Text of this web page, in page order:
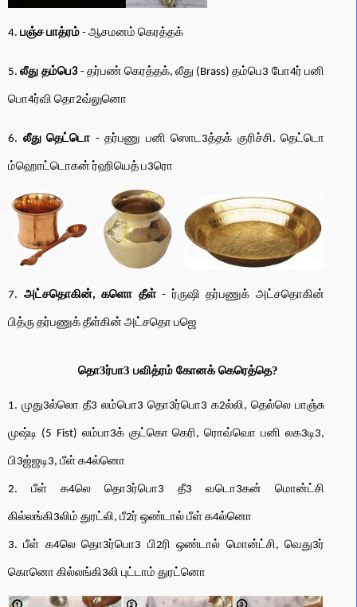
4. பஞ்ச பாத்ரம் - ஆசமனம் கெரத்தக்
5.லீது தம்பெ3- தர்பண் கெரத்தக், லீது (Brass) தம்பெ3 போ4ர் பனி
பொ4ர்வி தொ2வ்லுனொ
6. லீது தெட்டொ - தர்பணு பனி ஸொட3த்தக் குரிச்சி. தெட்டொ
ம்ஹொட்டொகன் ர்ஹியெத் ப3ரொ
7. அட்சதொகின், களொ தீள்- ர்ருஷி தர்பணுக் அட்சதொகின்
பித்ரு தர்பணுக் தீள்கின் அட்சதொ பஜெ
தொ3ர்பா3 பவித்ரம் கோனக் கெரெத்தெ?
1. முது3ல்லொ தீ3 லம்பொ3 தொ3ர்பொ3 க2ல்லி, தெல்லெ பாஞ்சு
முஷ்டி (5 Fist) லம்பா3க் குட்கொ கெரி, ரொவ்வொ பனி லக3டி3,
பி3ஜ்ஜடி3, பீள் க4ல்னொ
2. பீள் க4லெ தொ3ர்பொ3 தீ3 வடொ3கன் மொன்ட்சி
கில்லங்கி3லிம் துரட்லி, பீ2ர் ஒண்டால் பீள் க4ல்னொ
3. பீள் க4லெ தொ3ர்பொ3 பி2ரி ஒண்டால் மொன்ட்சி, வெது3ர்
கொனொ கில்லங்கி3லி புட்டாம் துரட்னொ